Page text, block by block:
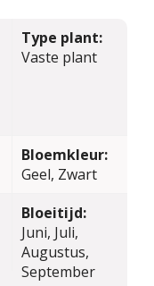
Type plant:
Vaste plant
Bloemkleur:
Geel, Zwart
Bloeitijd:
Juni, Juli,
Augustus,
September